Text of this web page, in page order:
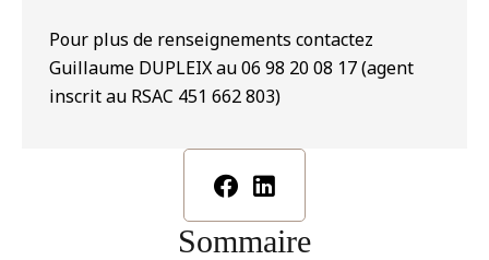
Pour plus de renseignements contactez
Guillaume DUPLEIX au 06 98 20 08 17 (agent
inscrit au RSAC 451 662 803)
Sommaire